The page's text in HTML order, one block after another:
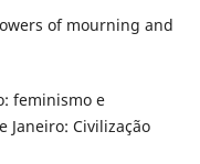
of mourning and
feminismo e
Janeiro: Civilização